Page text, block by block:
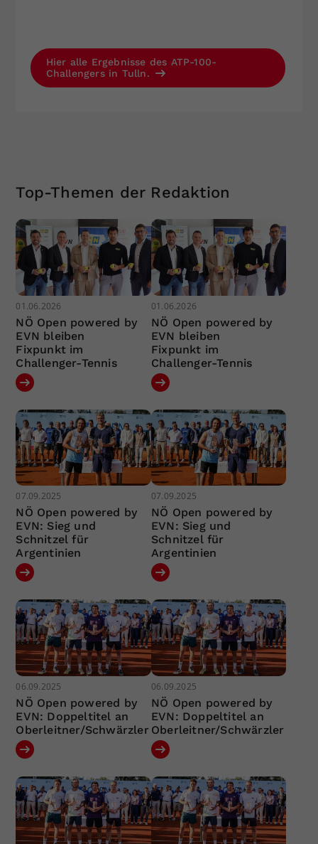
Hier alle Ergebnisse des ATP-100-
Challengers in Tulln.
Top-Themen der Redaktion
01.06.2026
NÖ Open powered by
EVN bleiben
Fixpunkt im
Challenger-Tennis
01.06.2026
NÖ Open powered by
EVN bleiben
Fixpunkt im
Challenger-Tennis
07.09.2025
NÖ Open powered by
EVN: Sieg und
Schnitzel für
Argentinien
07.09.2025
NÖ Open powered by
EVN: Sieg und
Schnitzel für
Argentinien
06.09.2025
NÖ Open powered by
EVN: Doppeltitel an
Oberleitner/Schwärzler
06.09.2025
NÖ Open powered by
EVN: Doppeltitel an
Oberleitner/Schwärzler